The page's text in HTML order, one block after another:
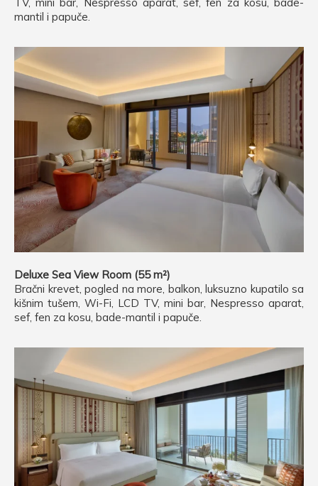
mantil i papuče.
Deluxe Sea View Room (55 m²)
Bračni krevet, pogled na more, balkon, luksuzno kupatilo sa
kišnim tušem, Wi-Fi, LCD TV, mini bar, Nespresso aparat,
sef, fen za kosu, bade-mantil i papuče.